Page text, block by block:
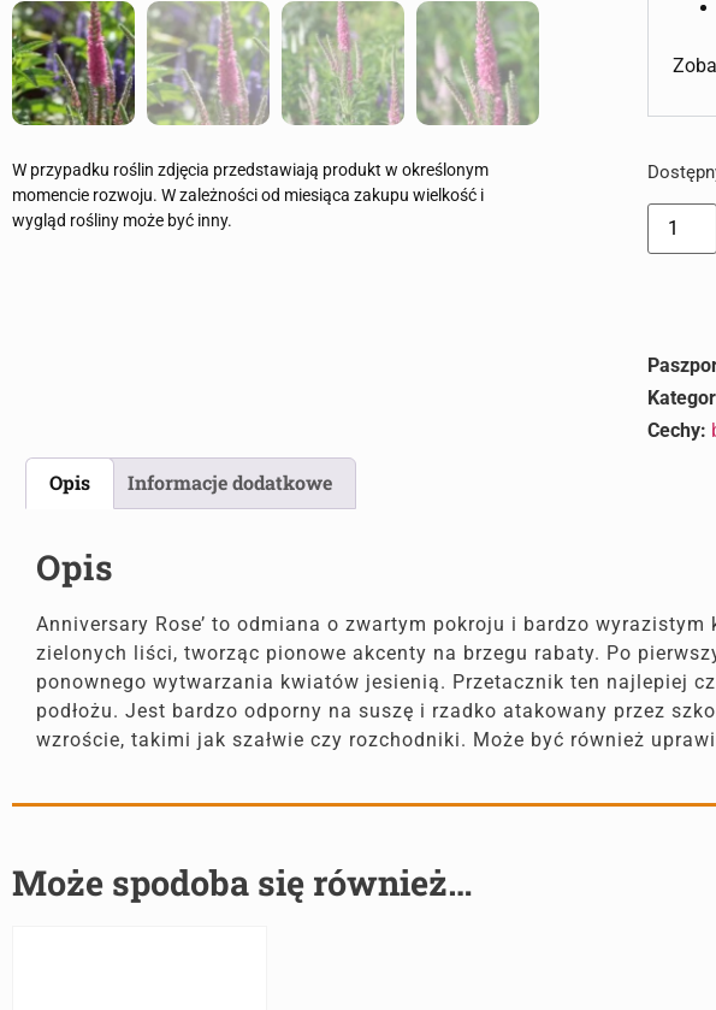
W przypadku roślin zdjęcia przedstawiają produkt w określonym
momencie rozwoju. W zależności od miesiąca zakupu wielkość i
wygląd rośliny może być inny.
Cechy:
Opis Informacje dodatkowe
Opis
Anniversary Rose’ to odmiana o zwartym pokroju i bardzo
zielonych liści, tworząc pionowe akcenty na brzegu rabaty. Po
ponownego wytwarzania kwiatów jesienią. Przetacznik ten najlepiej
podłożu. Jest bardzo odporny na suszę i rzadko atakowany przez
wzroście, takimi jak szałwie czy rozchodniki. Może być również
Może spodoba się również…